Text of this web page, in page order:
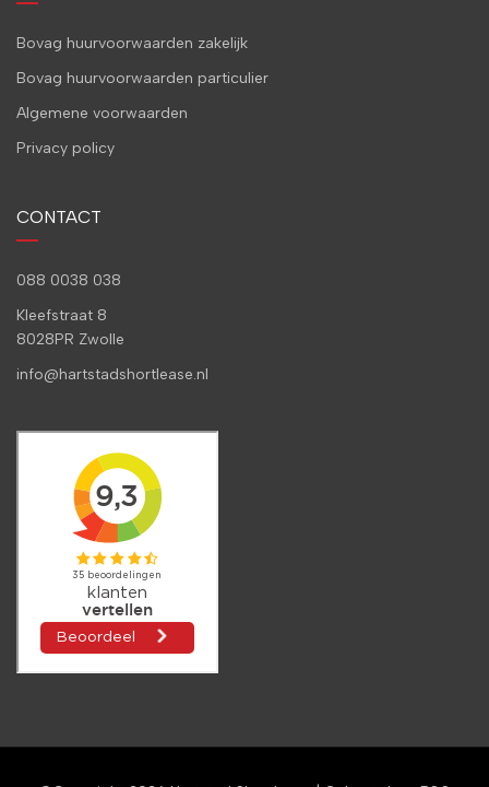
Bovag huurvoorwaarden zakelijk
Bovag huurvoorwaarden particulier
Algemene voorwaarden
Privacy policy
CONTACT
088 0038 038
Kleefstraat 8
8028PR Zwolle
info@hartstadshortlease.nl